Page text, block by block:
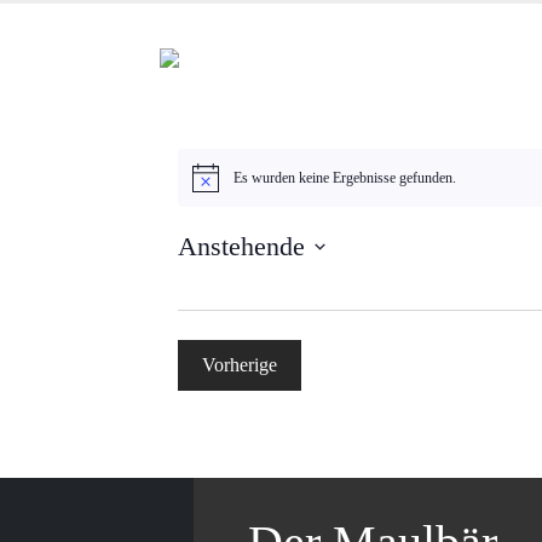
HinweisEs wurden keine Ergebnisse gefunden.
Anstehende
wählen.
Vorherige
Veranstaltungen